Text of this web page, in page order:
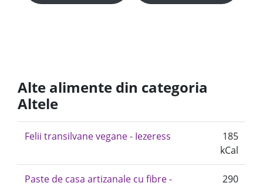
Alte alimente din categoria
Altele
Felii transilvane vegane - Iezeress
185
kCal
Paste de casa artizanale cu fibre -
290